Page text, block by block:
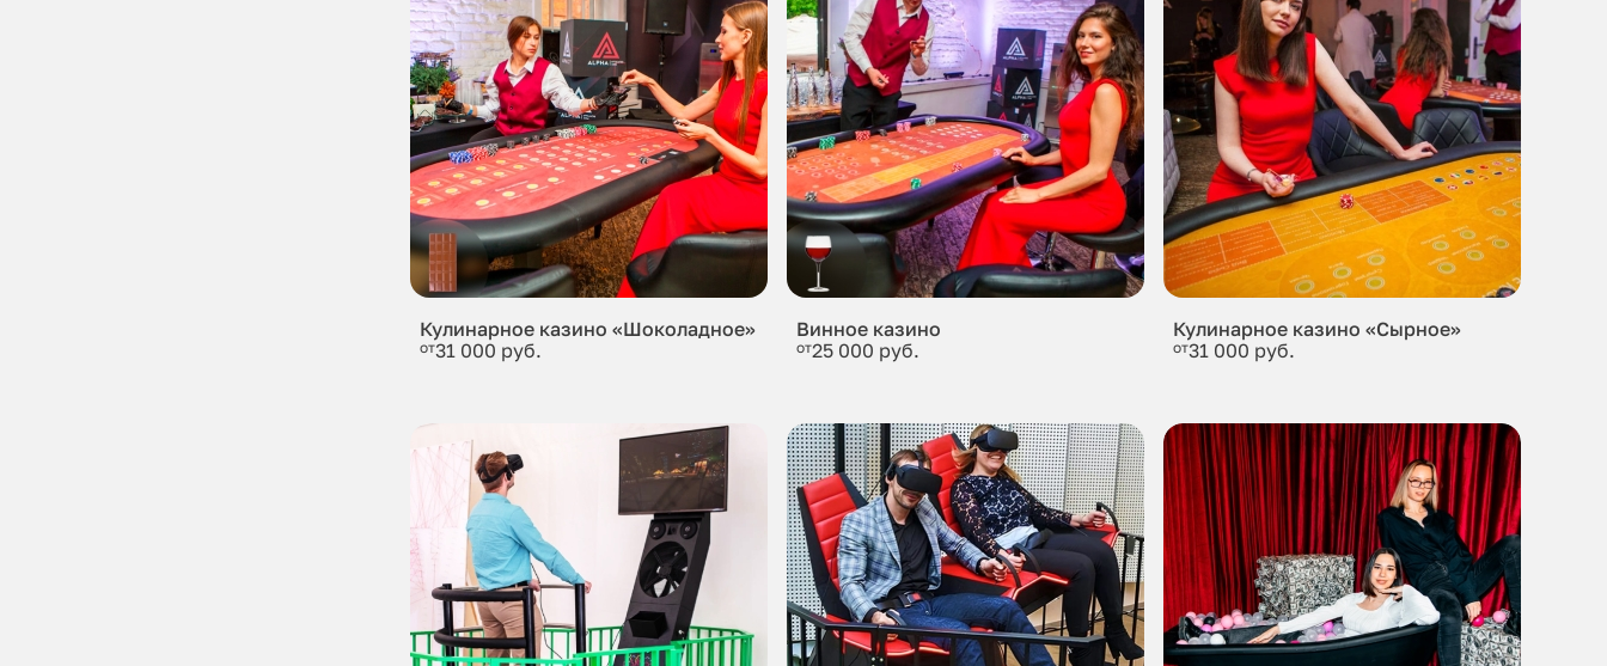
Кулинарное казино «Шоколадное»
от31 000 руб.
Винное казино
от25 000 руб.
Кулинарное казино «Сырное»
от31 000 руб.